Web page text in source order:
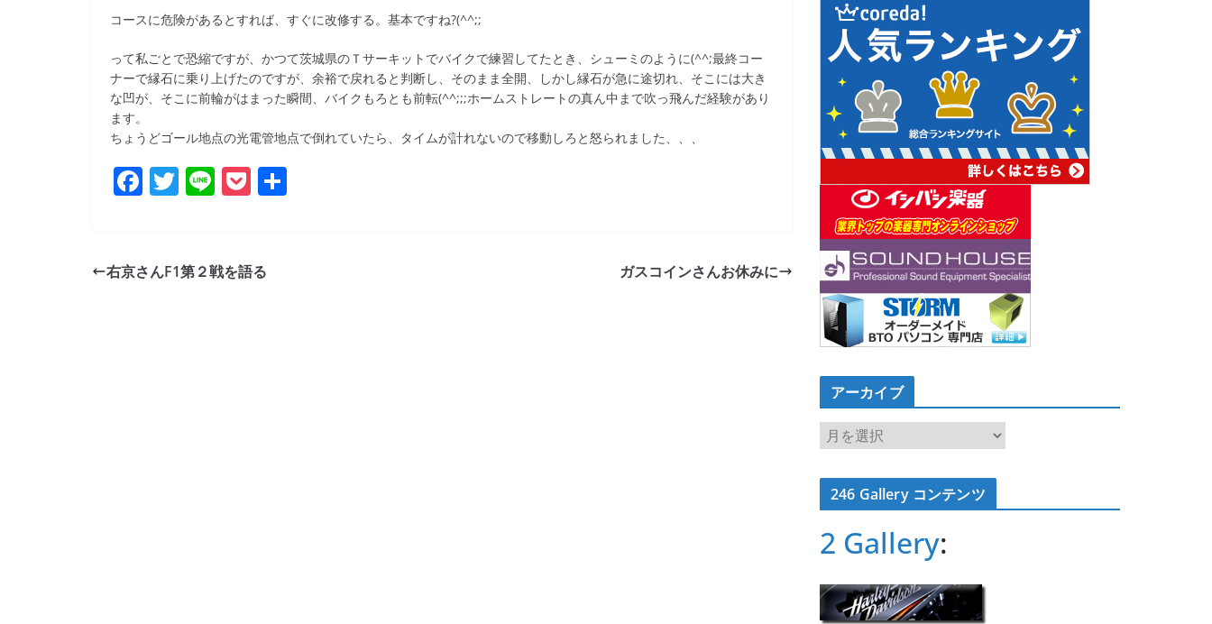
b
o
o
k
コースに危険があるとすれば、すぐに改修する。基本ですね?(^^;;
って私ごとで恐縮ですが、かつて茨城県のＴサーキットでバイクで練習してたとき、シューミのように(^^;最終コー
ナーで縁石に乗り上げたのですが、余裕で戻れると判断し、そのまま全開、しかし縁石が急に途切れ、そこには大き
な凹が、そこに前輪がはまった瞬間、バイクもろとも前転(^^;;;ホームストレートの真ん中まで吹っ飛んだ経験があり
ます。
ちょうどゴール地点の光電管地点で倒れていたら、タイムが計れないので移動しろと怒られました、、、
F
e
T
er
Li P
et
右京さんF1第２戦を語る ガスコインさんお休みに
アーカイブ
ア
ー
カ
イ246 Gallery コンテンツ
2 Gallery: